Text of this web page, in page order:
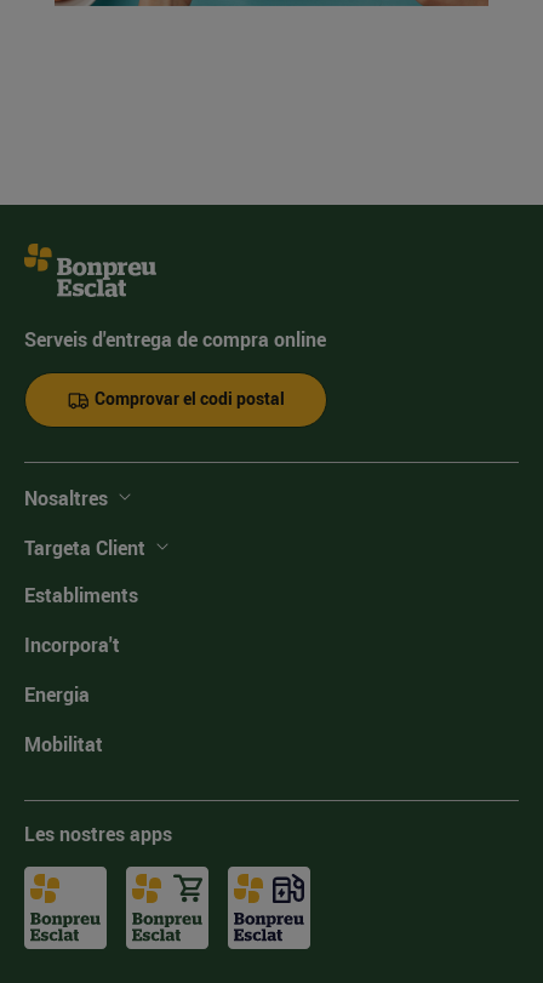
Serveis d'entrega de compra online
Comprovar el codi postal
Nosaltres
Targeta Client
Establiments
Incorpora't
Energia
Mobilitat
Les nostres apps